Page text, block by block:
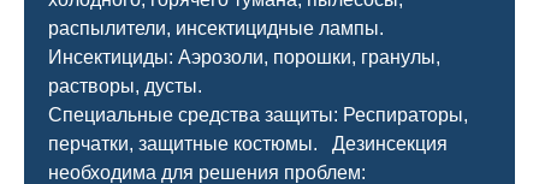
распылители, инсектицидные лампы.
Инсектициды: Аэрозоли, порошки, гранулы,
растворы, дусты.
Специальные средства защиты: Респираторы,
перчатки, защитные костюмы. Дезинсекция
необходима для решения проблем: